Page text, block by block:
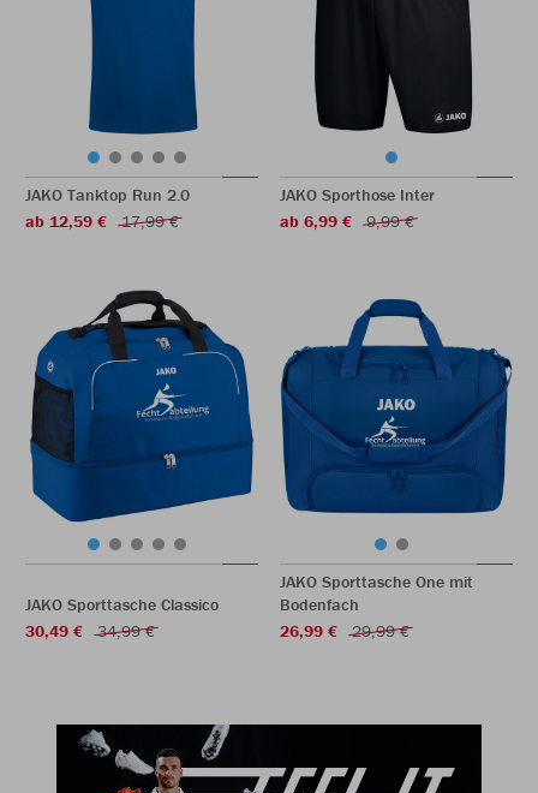
JAKO Tanktop Run 2.0
ab 12,59 €
17,99 €
JAKO Sporthose Inter
ab 6,99 €
9,99 €
JAKO Sporttasche Classico
30,49 €
34,99 €
JAKO Sporttasche One mit
Bodenfach
26,99 €
29,99 €